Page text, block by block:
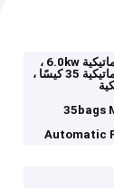
آلة تعبئة وختم الأكياس الأوتوماتيكية 6.0kw ،
آلة تعبئة وختم الأكياس الأوتوماتيكية 35 كيسًا ،
35bags
Automatic